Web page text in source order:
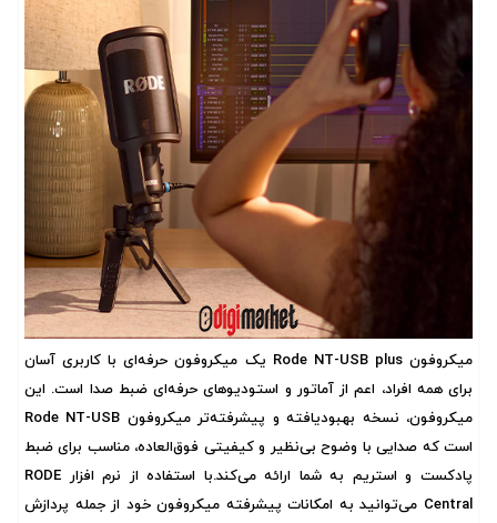
میکروفون Rode NT-USB plus یک میکروفون حرفه‌ای با کاربری آسان
برای همه افراد، اعم از آماتور و استودیوهای حرفه‌ای ضبط صدا است. این
میکروفون، نسخه بهبودیافته و پیشرفته‌تر میکروفون Rode NT-USB
است که صدایی با وضوح بی‌نظیر و کیفیتی فوق‌العاده، مناسب برای ضبط
پادکست و استریم به شما ارائه می‌کند.با استفاده از نرم افزار RODE
Central می‌توانید به امکانات پیشرفته میکروفون خود از جمله پردازش